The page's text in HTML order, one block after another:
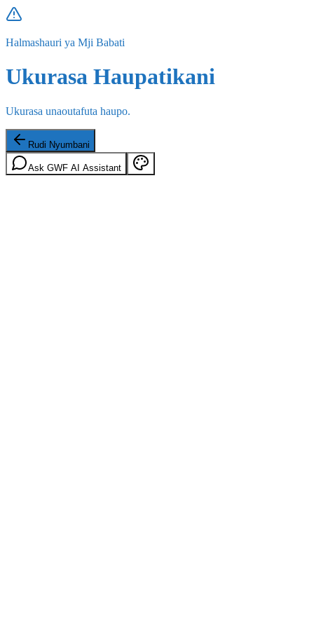
Halmashauri ya Mji Babati
Ukurasa Haupatikani
Ukurasa unaoutafuta haupo.
Rudi Nyumbani
Ask GWF AI Assistant